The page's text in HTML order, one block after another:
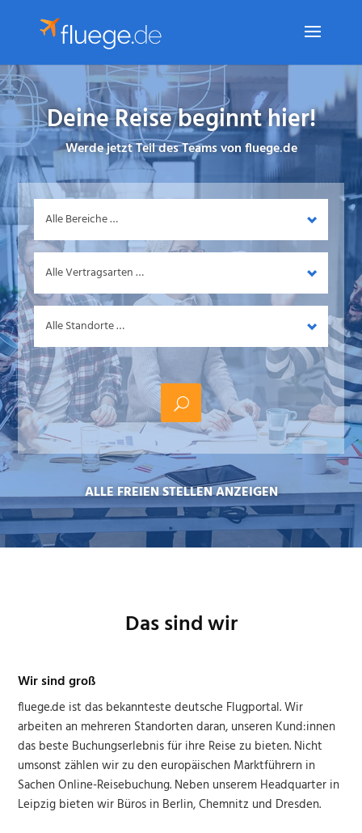
Deine Reise beginnt hier!
Werde jetzt Teil des Teams von fluege.de
Bereich
Vertragsart
Standort
ALLE FREIEN STELLEN ANZEIGEN
Das sind wir
Wir sind groß
fluege.de ist das bekannteste deutsche Flugportal. Wir
arbeiten an mehreren Standorten daran, unseren Kund:innen
das beste Buchungserlebnis für ihre Reise zu bieten. Nicht
umsonst zählen wir zu den europäischen Marktführern in
Sachen Online-Reisebuchung. Neben unserem Headquarter in
Leipzig bieten wir Büros in Berlin, Chemnitz und Dresden.